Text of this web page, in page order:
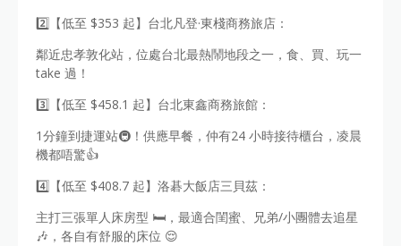
2️⃣【低至 $353 起】台北凡登·東棧商務旅店：
鄰近忠孝敦化站，位處台北最熱鬧地段之一，食、買、玩一
take 過！
3️⃣【低至 $458.1 起】台北東鑫商務旅館：
1分鐘到捷運站🚇！供應早餐，仲有24 小時接待櫃台，凌晨
機都唔驚👍
4️⃣【低至 $408.7 起】洛碁大飯店三貝茲：
主打三張單人床房型 🛏️，最適合閨蜜、兄弟/小團體去追星
🎶，各自有舒服的床位 😌